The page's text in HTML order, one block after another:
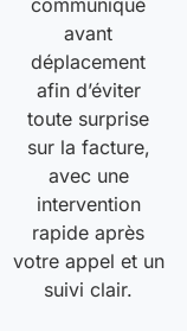
communiqué
avant
déplacement
afin d’éviter
toute surprise
sur la facture,
avec une
intervention
rapide après
votre appel et un
suivi clair.